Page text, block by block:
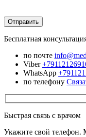
Бесплатная
по почте
Viber
WhatsApp
по телефону
Быстрая связь с врачом
Укажите свой